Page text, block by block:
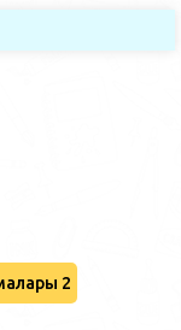
2